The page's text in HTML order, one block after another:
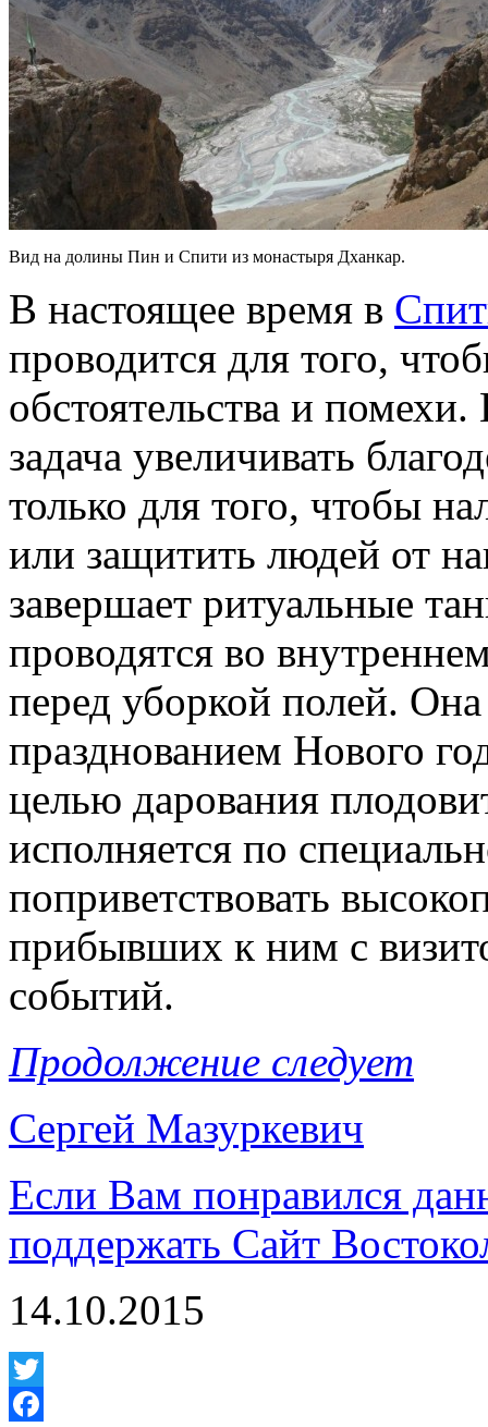
Вид на долины Пин и Спити из монастыря Дханкар.
В настоящее время в
проводится для того,
обстоятельства и
задача увеличивать
только для того, чтобы
или защитить людей от
завершает ритуальные
проводятся во
перед уборкой полей.
празднованием Нового
целью дарования
исполняется по
поприветствовать
прибывших к ним с
событий.
Продолжение следует
Сергей Мазуркевич
Если Вам понравился
поддержать Сайт
14.10.2015
Twitter